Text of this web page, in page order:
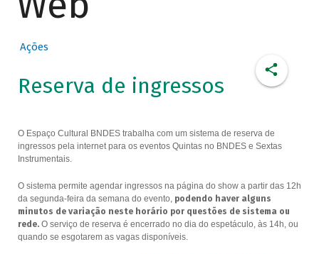
Ações
Reserva de ingressos
O Espaço Cultural BNDES trabalha com um sistema de reserva de
ingressos pela internet para os eventos Quintas no BNDES e Sextas
Instrumentais.
O sistema permite agendar ingressos na página do show a partir das 12h
da segunda-feira da semana do evento, podendo haver alguns
minutos de variação neste horário por questões de sistema ou
rede.O serviço de reserva é encerrado no dia do espetáculo, às 14h, ou
quando se esgotarem as vagas disponíveis.